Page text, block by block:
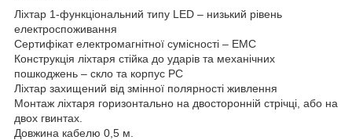
Ліхтар 1-функціональний типу LED – низький рівень
електроспоживання
Сертифікат електромагнітної сумісності – EMC
Конструкція ліхтаря стійка до ударів та механічних
пошкоджень – скло та корпус PC
Ліхтар захищений від змінної полярності живлення
Монтаж ліхтаря горизонтально на двосторонній стрічці, або на
двох гвинтах.
Довжина кабелю 0,5 м.